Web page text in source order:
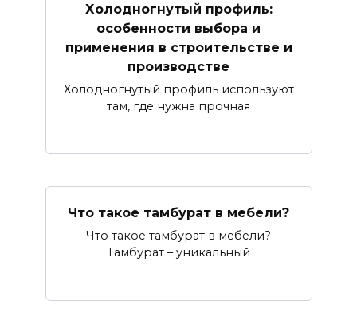
Холодногнутый профиль:
особенности выбора и
применения в строительстве и
производстве
Холодногнутый профиль используют
там, где нужна прочная
Что такое тамбурат в мебели?
Что такое тамбурат в мебели?
Тамбурат – уникальный